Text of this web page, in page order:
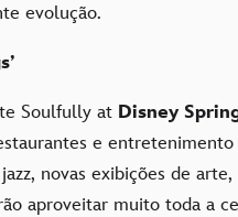
evolução.
Soulfully at Disney
e entretenimento
novas exibições de
aproveitar muito toda a